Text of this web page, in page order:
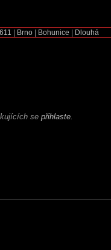
Brno Bohunice Dlouhá
se přihlaste.